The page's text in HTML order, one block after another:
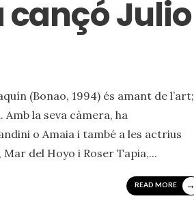
cançó Julio
(Bonao, 1994) és amant de l’art;
la seva càmera, ha
o Amaia i també a les actrius
del Hoyo i Roser Tapia,...
READ MORE →